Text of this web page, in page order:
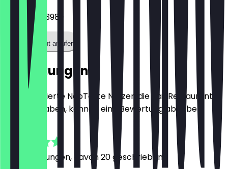
023454483989
Restaurant anrufen
Bewertungen
Nur registrierte NeoTaste Nutzer, die das Restaurant
besucht haben, können eine Bewertung abgeben.
Bewertungen, davon 20 geschrieben